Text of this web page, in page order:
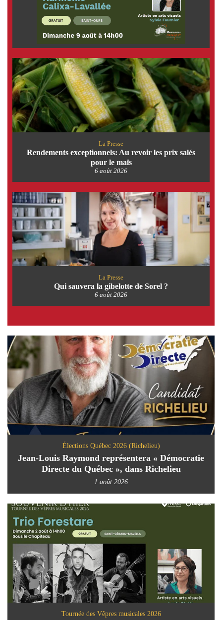
La Presse
Rendements exceptionnels: Au revoir les prix salés
pour le maïs
6 août 2026
La Presse
Qui sauvera la gibelotte de Sorel ?
6 août 2026
Élections Québec 2026 (Richelieu)
Jean-Louis Raymond représentera « Démocratie
Directe du Québec », dans Richelieu
1 août 2026
Tournée des Vêpres musicales 2026